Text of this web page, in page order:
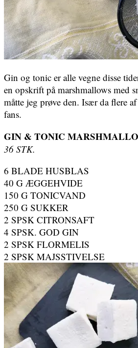
Gin og tonic er alle vegne disse
en opskrift på marshmallows med
måtte jeg prøve den. Især da flere
fans.
GIN & TONIC
36 STK.
6 BLADE HUSBLAS
40 G ÆGGEHVIDE
150 G TONICVAND
250 G SUKKER
2 SPSK CITRONSAFT
4 SPSK. GOD GIN
2 SPSK FLORMELIS
2 SPSK MAJSSTIVELSE